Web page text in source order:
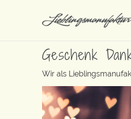
Geschenk
Wir als